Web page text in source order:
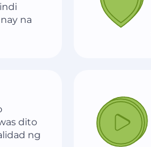
na
dito
ng